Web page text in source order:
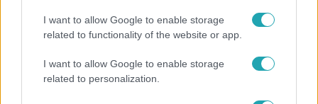
I want to allow Google to enable storage
related to functionality of the website or app.
I want to allow Google to enable storage
related to personalization.